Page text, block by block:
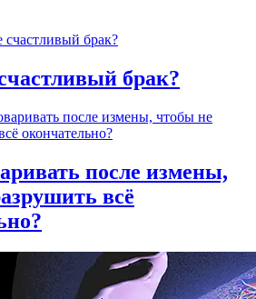
брак?
после измены,
всё